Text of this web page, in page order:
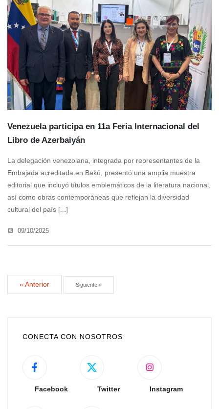
Venezuela participa en 11a Feria Internacional del
Libro de Azerbaiyán
La delegación venezolana, integrada por representantes de la
Embajada acreditada en Bakú, presentó una amplia muestra
editorial que incluyó títulos emblemáticos de la literatura nacional,
así como obras contemporáneas que reflejan la diversidad
cultural del país [...]
09/10/2025
« Anterior Siguiente »
CONECTA CON NOSOTROS
Facebook Twitter Instagram